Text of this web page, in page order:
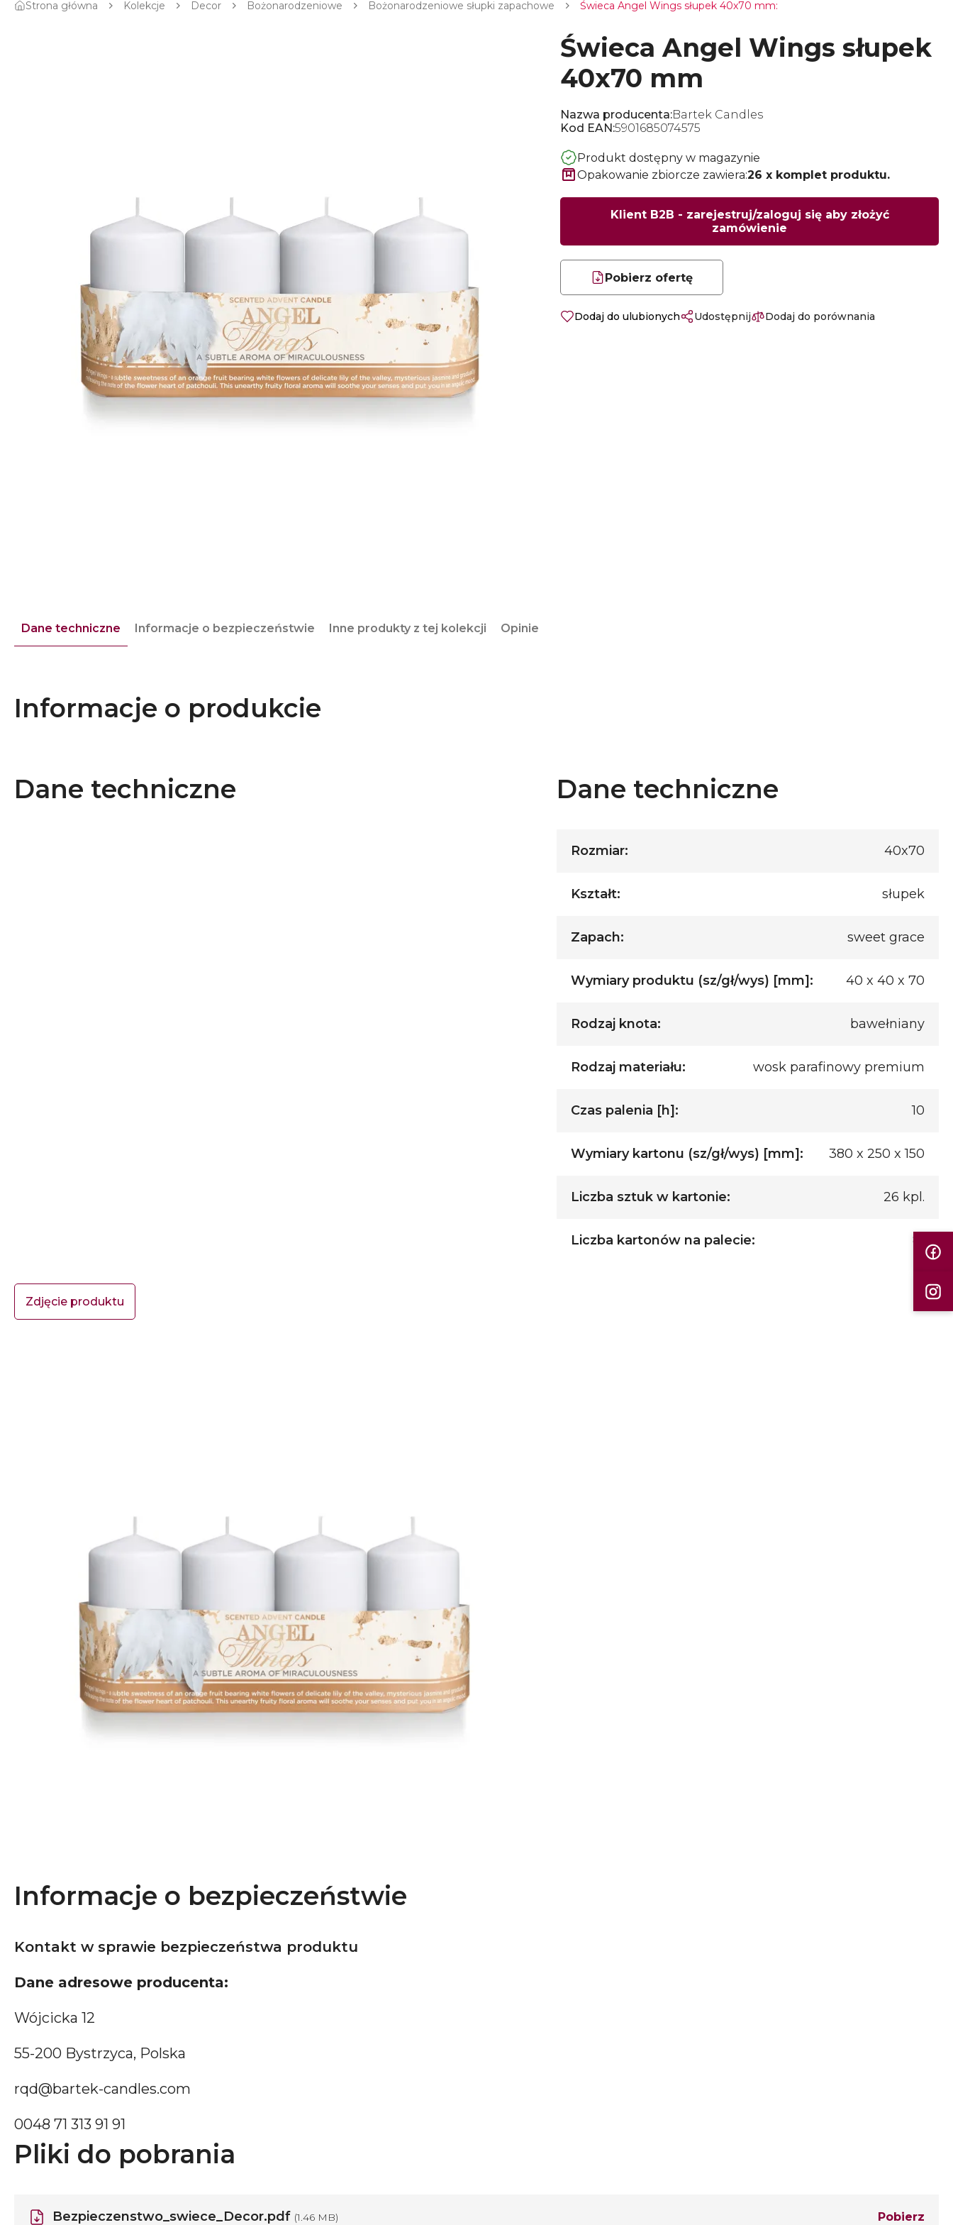
Strona główna Kolekcje Decor Bożonarodzeniowe Bożonarodzeniowe słupki zapachowe Świeca Angel Wings słupek 40x70 mm:
Świeca Angel Wings słupek
40x70 mm
Nazwa producenta:Bartek Candles
Kod EAN:5901685074575
Produkt dostępny w magazynie
Opakowanie zbiorcze zawiera:26 x komplet produktu.
Klient B2B - zarejestruj/zaloguj się aby złożyć
zamówienie
Pobierz ofertę
Dodaj do ulubionych Udostępnij Dodaj do porównania
Dane techniczne Informacje o bezpieczeństwie Inne produkty z tej kolekcji Opinie
Informacje o produkcie
Dane techniczne Dane techniczne
Rozmiar: 40x70
Kształt: słupek
Zapach: sweet grace
Wymiary produktu (sz/gł/wys) [mm]: 40 x 40 x 70
Rodzaj knota: bawełniany
Rodzaj materiału: wosk parafinowy premium
Czas palenia [h]: 10
Wymiary kartonu (sz/gł/wys) [mm]: 380 x 250 x 150
Liczba sztuk w kartonie: 26 kpl.
Liczba kartonów na palecie: 81
Zdjęcie produktu
Informacje o bezpieczeństwie
Kontakt w sprawie bezpieczeństwa produktu
Dane adresowe producenta:
Wójcicka 12
55-200 Bystrzyca, Polska
rqd@bartek-candles.com
0048 71 313 91 91
Pliki do pobrania
Bezpieczenstwo_swiece_Decor.pdf (1.46 MB) Pobierz